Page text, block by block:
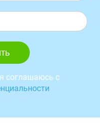
соглашаюсь с